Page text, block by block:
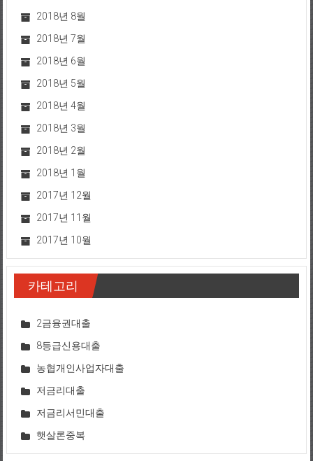
2018년 8월
2018년 7월
2018년 6월
2018년 5월
2018년 4월
2018년 3월
2018년 2월
2018년 1월
2017년 12월
2017년 11월
2017년 10월
카테고리
2금융권대출
8등급신용대출
농협개인사업자대출
저금리대출
저금리서민대출
햇살론중복